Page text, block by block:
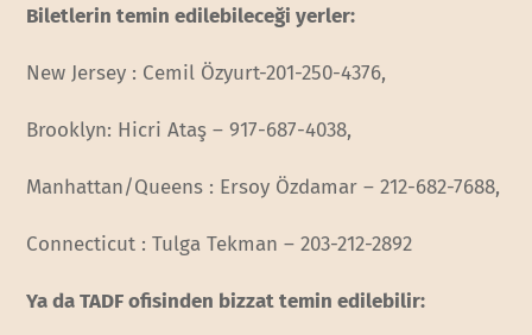
Biletlerin temin edilebileceği yerler:
New Jersey : Cemil Özyurt-201-250-4376,
Brooklyn: Hicri Ataş – 917-687-4038,
Manhattan/Queens : Ersoy Özdamar – 212-682-7688,
Connecticut : Tulga Tekman – 203-212-2892
Ya da TADF ofisinden bizzat temin edilebilir: